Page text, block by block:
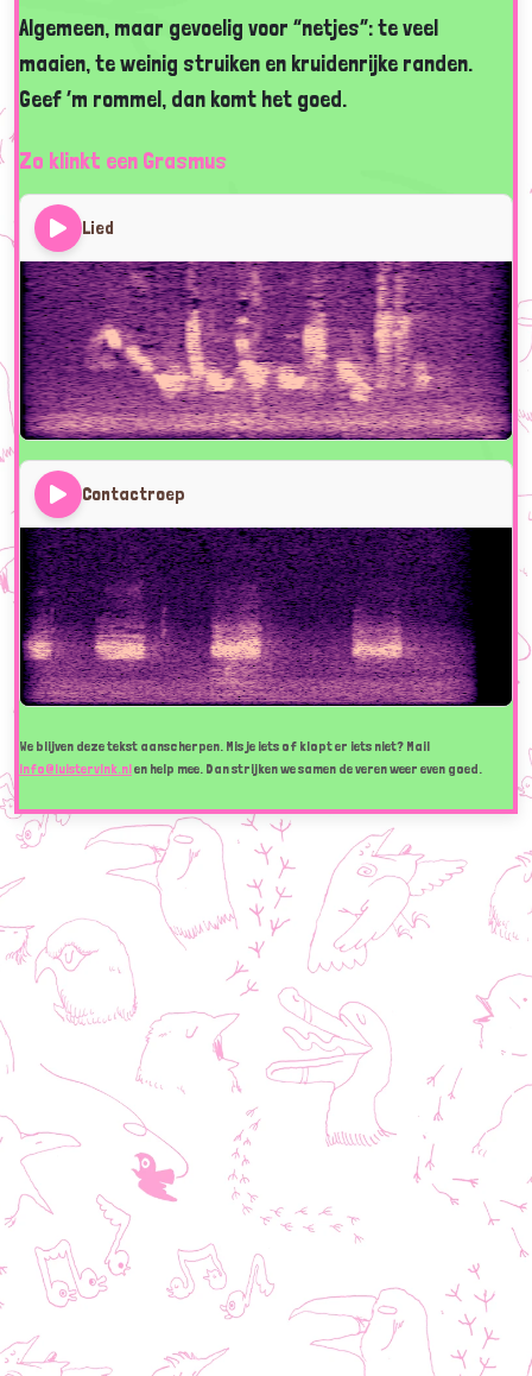
Algemeen, maar gevoelig voor “netjes”: te veel
maaien, te weinig struiken en kruidenrijke randen.
Geef ’m rommel, dan komt het goed.
Zo klinkt een Grasmus
Lied
Contactroep
We blijven deze tekst aanscherpen. Mis je iets of klopt er iets niet? Mail
info@luistervink.nlen help mee. Dan strijken we samen de veren weer even goed.